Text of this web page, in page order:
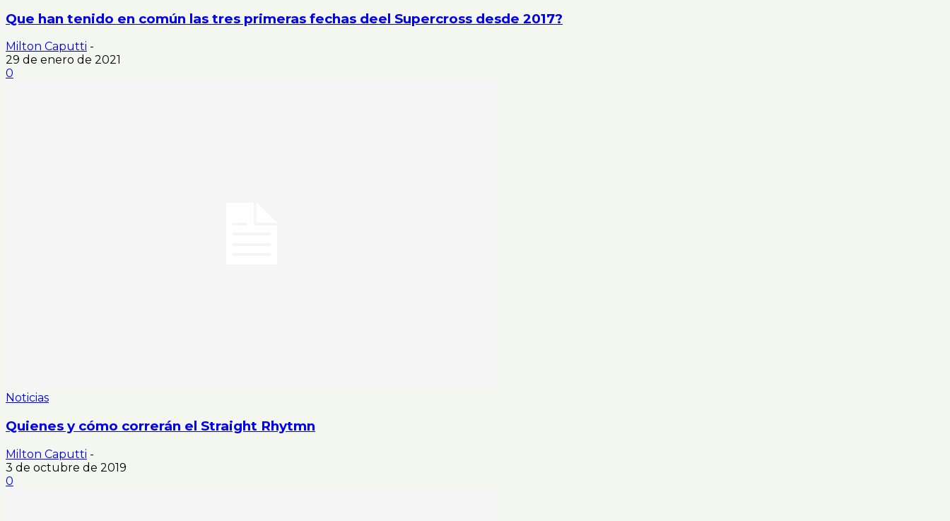
Que han tenido en común las tres primeras fechas deel Supercross desde 2017?
Milton Caputti -
29 de enero de 2021
0
Noticias
Quienes y cómo correrán el Straight Rhytmn
Milton Caputti -
3 de octubre de 2019
0